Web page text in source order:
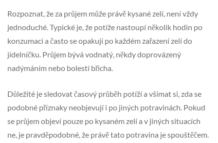
Rozpoznat, že za průjem může právě kysané zelí, není vždy
jednoduché. Typické je, že potíže nastoupí několik hodin po
konzumaci a často se opakují po každém zařazení zelí do
jídelníčku. Průjem bývá vodnatý, někdy doprovázený
nadýmáním nebo bolestí břicha.
Důležité je sledovat časový průběh potíží a všímat si, zda se
podobné příznaky neobjevují i po jiných potravinách. Pokud
se průjem objeví pouze po kysaném zelí a v jiných situacích
ne, je pravděpodobné, že právě tato potravina je spouštěčem.